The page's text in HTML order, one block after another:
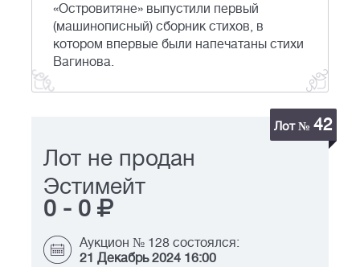
«Островитяне» выпустили первый
(машинописный) сборник стихов, в
котором впервые были напечатаны стихи
Вагинова.
Лот № 42
Лот не продан
Эстимейт
0 - 0
Аукцион № 128 состоялся:
21 Декабрь 2024 16:00